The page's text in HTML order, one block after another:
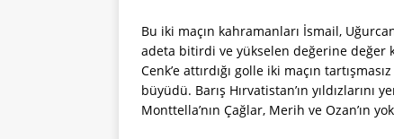
Bu iki maçın kahramanları İsmail,
adeta bitirdi ve yükselen değerine değer
Cenk’e attırdığı golle iki maçın
büyüdü. Barış Hırvatistan’ın
Monttella’nın Çağlar, Merih ve Ozan’ın